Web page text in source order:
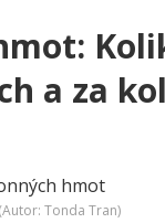
a za
Tonda Tran)